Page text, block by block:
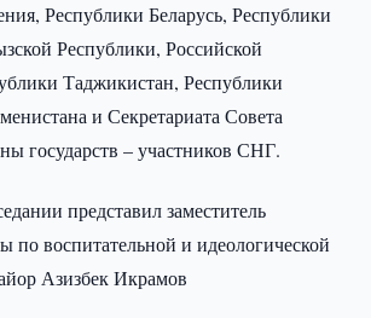
Республики Беларусь, Республики
Республики, Российской
Таджикистан, Республики
и Секретариата Совета
государств – участников СНГ.
представил заместитель
по воспитательной и идеологической
Азизбек Икрамов